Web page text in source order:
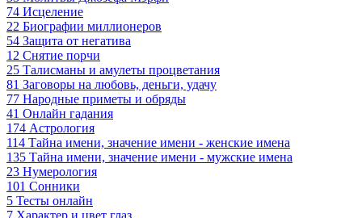
74 Исцеление
22 Биографии миллионеров
54 Защита от негатива
12 Снятие порчи
25 Талисманы и амулеты процветания
81 Заговоры на любовь, деньги, удачу
77 Народные приметы и обряды
41 Онлайн гадания
174 Астрология
114 Тайна имени, значение имени - женские имена
135 Тайна имени, значение имени - мужские имена
23 Нумерология
101 Сонники
5 Тесты онлайн
7 Характер и цвет глаз